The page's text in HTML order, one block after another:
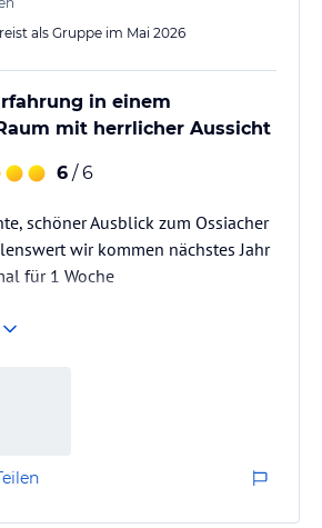
als Gruppe im Mai 2026
in einem
mit herrlicher Aussicht
6 / 6
schöner Ausblick zum Ossiacher
wir kommen nächstes Jahr
für 1 Woche